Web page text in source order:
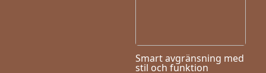
Smart avgränsning med
stil och funktion